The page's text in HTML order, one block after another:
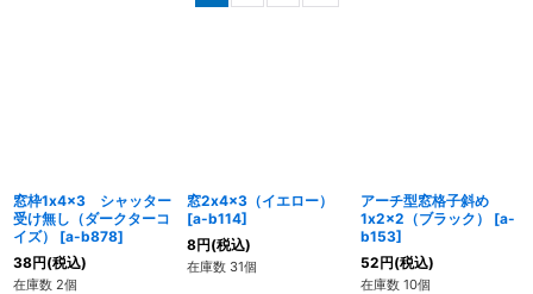
窓枠1x4x3 シャッター
受け無し（ダークターコ
イズ）
[a-b878]
38円(税込)
在庫数 2個
窓2x4x3（イエロー）
[a-b114]
8円(税込)
在庫数 31個
アーチ型窓格子斜め
1x2x2（ブラック）
[a-
b153]
52円(税込)
在庫数 10個